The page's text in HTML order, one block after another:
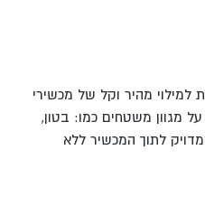
שמיועדת למילוי מהיר וקל של מכשירי
מגוון משטחים כמו: בטון,
לתוך המכשיר ללא